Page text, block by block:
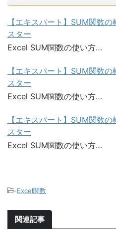
【エキスパート】SUM関数
スター
Excel SUM関数の使い方…
【エキスパート】SUM関数
スター
Excel SUM関数の使い方…
【エキスパート】SUM関数
スター
Excel SUM関数の使い方…
-Excel関数
関連記事